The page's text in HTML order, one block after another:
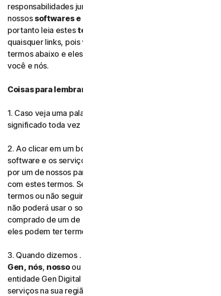
responsabilidades jurídicas ao usar
nossos softwares e
portanto leia estestermos
quaisquer links, pois você está consentindo com os
termos abaixo e eles serão parte do
você e nós.
Coisas para lembrar durante a leitura. . .
1. Caso veja uma palavra em
significado toda vez que for usada neste documento.
2. Ao clicar em um botão de aceitar, instalar ou usar o
software e os serviços (sejam eles fornecidos por nós ou
por um de nossos parceiros), você está concordando
com estes termos. Se você não concordar com os
termos ou não seguir as regras dispostas por eles, você
não poderá usar o software e os serviços. Caso tenha
comprado de um de nossos parceiros ou revendedores,
eles podem ter termos adicionais que se aplicam a você.
3. Quando dizemos . . .
Gen, nós, nossoou
entidade Gen Digital que fornece o software e os
serviços na sua região.